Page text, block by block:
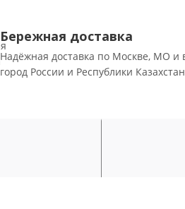
Бережная доставка
Надёжная доставка по Москве, МО и
город России и Республики Казахстан